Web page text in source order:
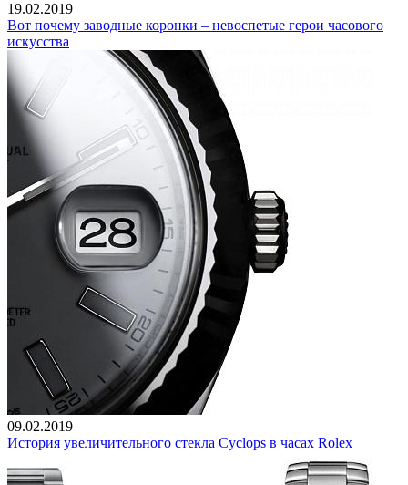
19.02.2019
Вот почему заводные коронки – невоспетые герои часового
искусства
09.02.2019
История увеличительного стекла Cyclops в часах Rolex